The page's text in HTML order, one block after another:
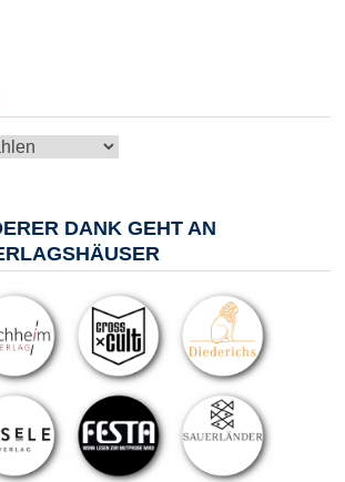
DANK GEHT AN